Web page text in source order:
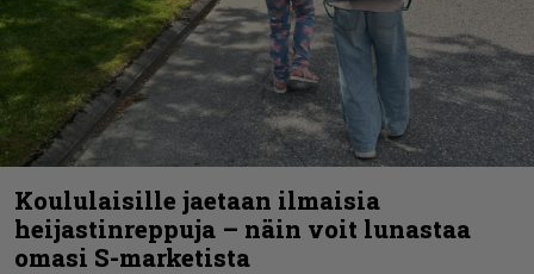
Koululaisille jaetaan ilmaisia
heijastinreppuja – näin voit lunastaa
omasi S-marketista